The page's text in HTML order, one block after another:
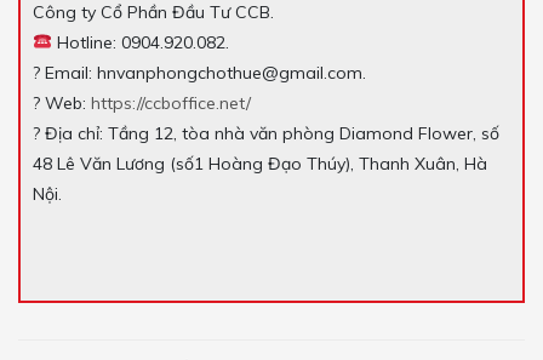
Công ty Cổ Phần Đầu Tư CCB.
Hotline: 0904.920.082.
? Email: hnvanphongchothue@gmail.com.
? Web: https://ccboffice.net/
? Địa chỉ: Tầng 12, tòa nhà văn phòng Diamond Flower, số
48 Lê Văn Lương (số1 Hoàng Đạo Thúy), Thanh Xuân, Hà
Nội.